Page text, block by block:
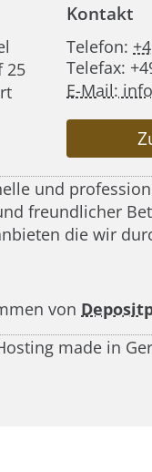
25
Kontakt
Telefon:
Telefax:
E-Mail:
und
freundlicher
die wir
von
made in